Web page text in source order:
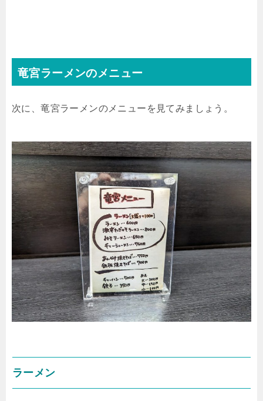
竜宮ラーメンのメニュー
次に、竜宮ラーメンのメニューを見てみましょう。
ラーメン